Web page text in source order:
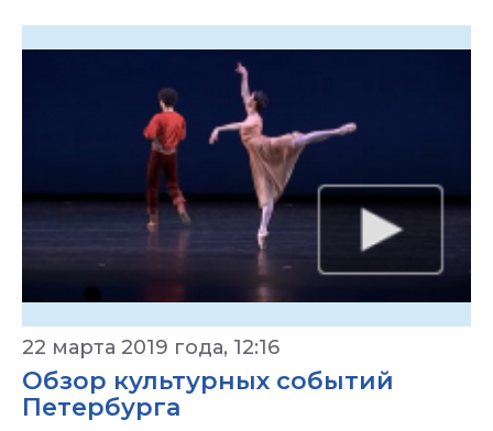
22 марта 2019 года, 12:16
Обзор культурных событий
Петербурга